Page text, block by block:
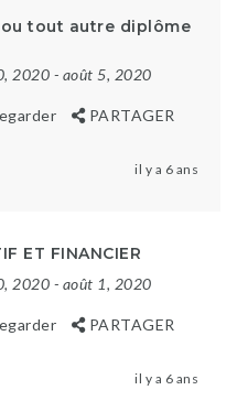
tout autre diplôme
2020 - août 5, 2020
PARTAGER
il y a 6 ans
ET FINANCIER
2020 - août 1, 2020
PARTAGER
il y a 6 ans